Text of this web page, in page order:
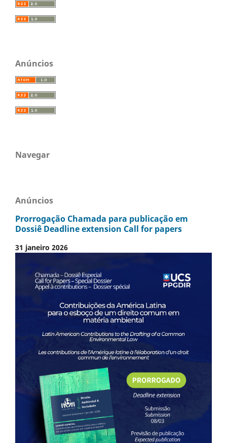
Anúncios
Navegar
Anúncios
Prorrogação Chamada para publicação em
Dossiê Deadline extension Call for papers
31 janeiro 2026